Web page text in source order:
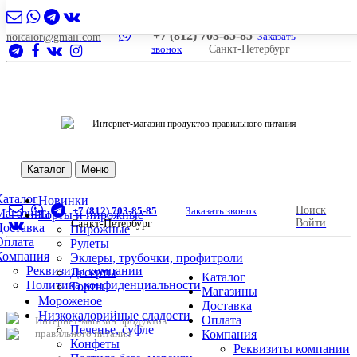
nolcalor@gmail.com +7 (812) 703-85-85 Заказать
звонок
Санкт-Петербург
Интернет-магазин продуктов правильного питания
Каталог Меню
Реквизиты компании
Политика конфиденциальности
Новинки
Торты и пирожные
Пирожные
Рулеты
Эклеры, трубочки, профитроли
Десерты
Торты
Мороженое
Низкокалорийные сладости
Печенье, суфле
Конфеты
+7 (812) 703-85-85
Заказать звонок
Санкт-Петербург
Поиск
Войти
Интернет-магазин продуктов
правильного питания
Каталог
Магазины
Доставка
Оплата
Компания
Реквизиты компании